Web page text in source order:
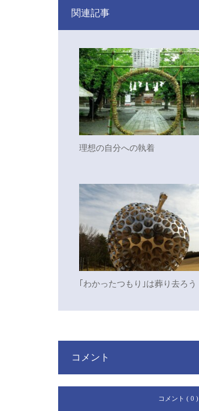
関連記事
理想の自分への執着
｢わかったつもり｣は葬り去ろう
コメント
コメント ( 0 )